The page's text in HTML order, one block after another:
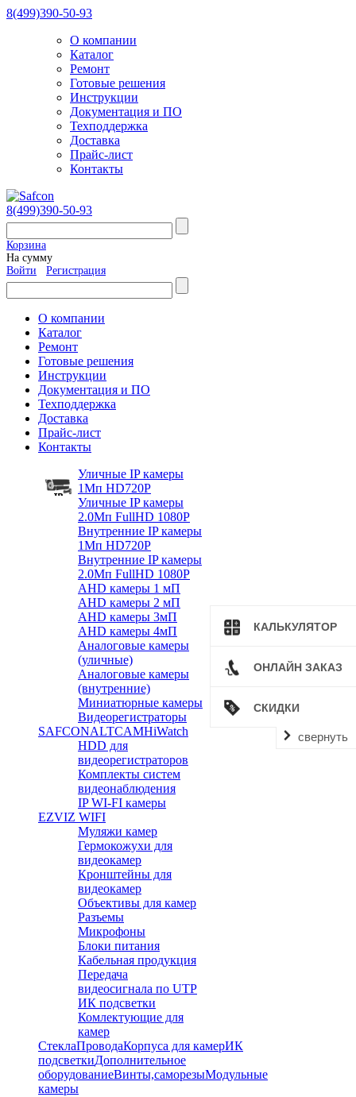
КАЛЬКУЛЯТОР
ОНЛАЙН ЗАКАЗ
СКИДКИ
свернуть
8(499)390-50-93
О компании
Каталог
Ремонт
Готовые решения
Инструкции
Документация и ПО
Техподдержка
Доставка
Прайс-лист
Контакты
8(499)390-50-93
Корзина
На сумму
Войти
Регистрация
О компании
Каталог
Ремонт
Готовые решения
Инструкции
Документация и ПО
Техподдержка
Доставка
Прайс-лист
Контакты
Уличные IP камеры
1Мп HD720P
Уличные IP камеры
2.0Мп FullHD 1080P
Внутренние IP камеры
1Мп HD720P
Внутренние IP камеры
2.0Мп FullHD 1080P
AHD камеры 1 мП
AHD камеры 2 мП
AHD камеры 3мП
AHD камеры 4мП
Аналоговые камеры
(уличные)
Аналоговые камеры
(внутренние)
Миниатюрные камеры
Видеорегистраторы
SAFCONALTCAMHiWatch
HDD для
видеорегистраторов
Комплекты систем
видеонаблюдения
IP WI-FI камеры
EZVIZ WIFI
Муляжи камер
Гермокожухи для
видеокамер
Кронштейны для
видеокамер
Объективы для камер
Разъемы
Микрофоны
Блоки питания
Кабельная продукция
Передача
видеосигнала по UTP
ИК подсветки
Комлектующие для
камер
СтеклаПроводаКорпуса для камерИК
подсветкиДополнительное
оборудованиеВинты,саморезыМодульные
камеры